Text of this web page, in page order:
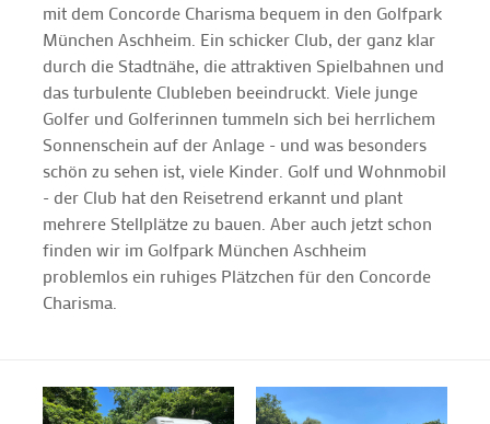
mit dem Concorde Charisma bequem in den Golfpark
München Aschheim. Ein schicker Club, der ganz klar
durch die Stadtnähe, die attraktiven Spielbahnen und
das turbulente Clubleben beeindruckt. Viele junge
Golfer und Golferinnen tummeln sich bei herrlichem
Sonnenschein auf der Anlage - und was besonders
schön zu sehen ist, viele Kinder. Golf und Wohnmobil
- der Club hat den Reisetrend erkannt und plant
mehrere Stellplätze zu bauen. Aber auch jetzt schon
finden wir im Golfpark München Aschheim
problemlos ein ruhiges Plätzchen für den Concorde
Charisma.